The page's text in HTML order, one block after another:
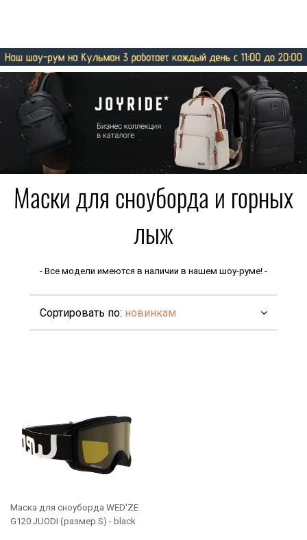
Маски для сноуборда и горных
лыж
- Все модели имеются в наличии в нашем шоу-руме! -
Сортировать по: новинкам
Маска для сноуборда WED'ZE
G120 JUODI (размер S) - black